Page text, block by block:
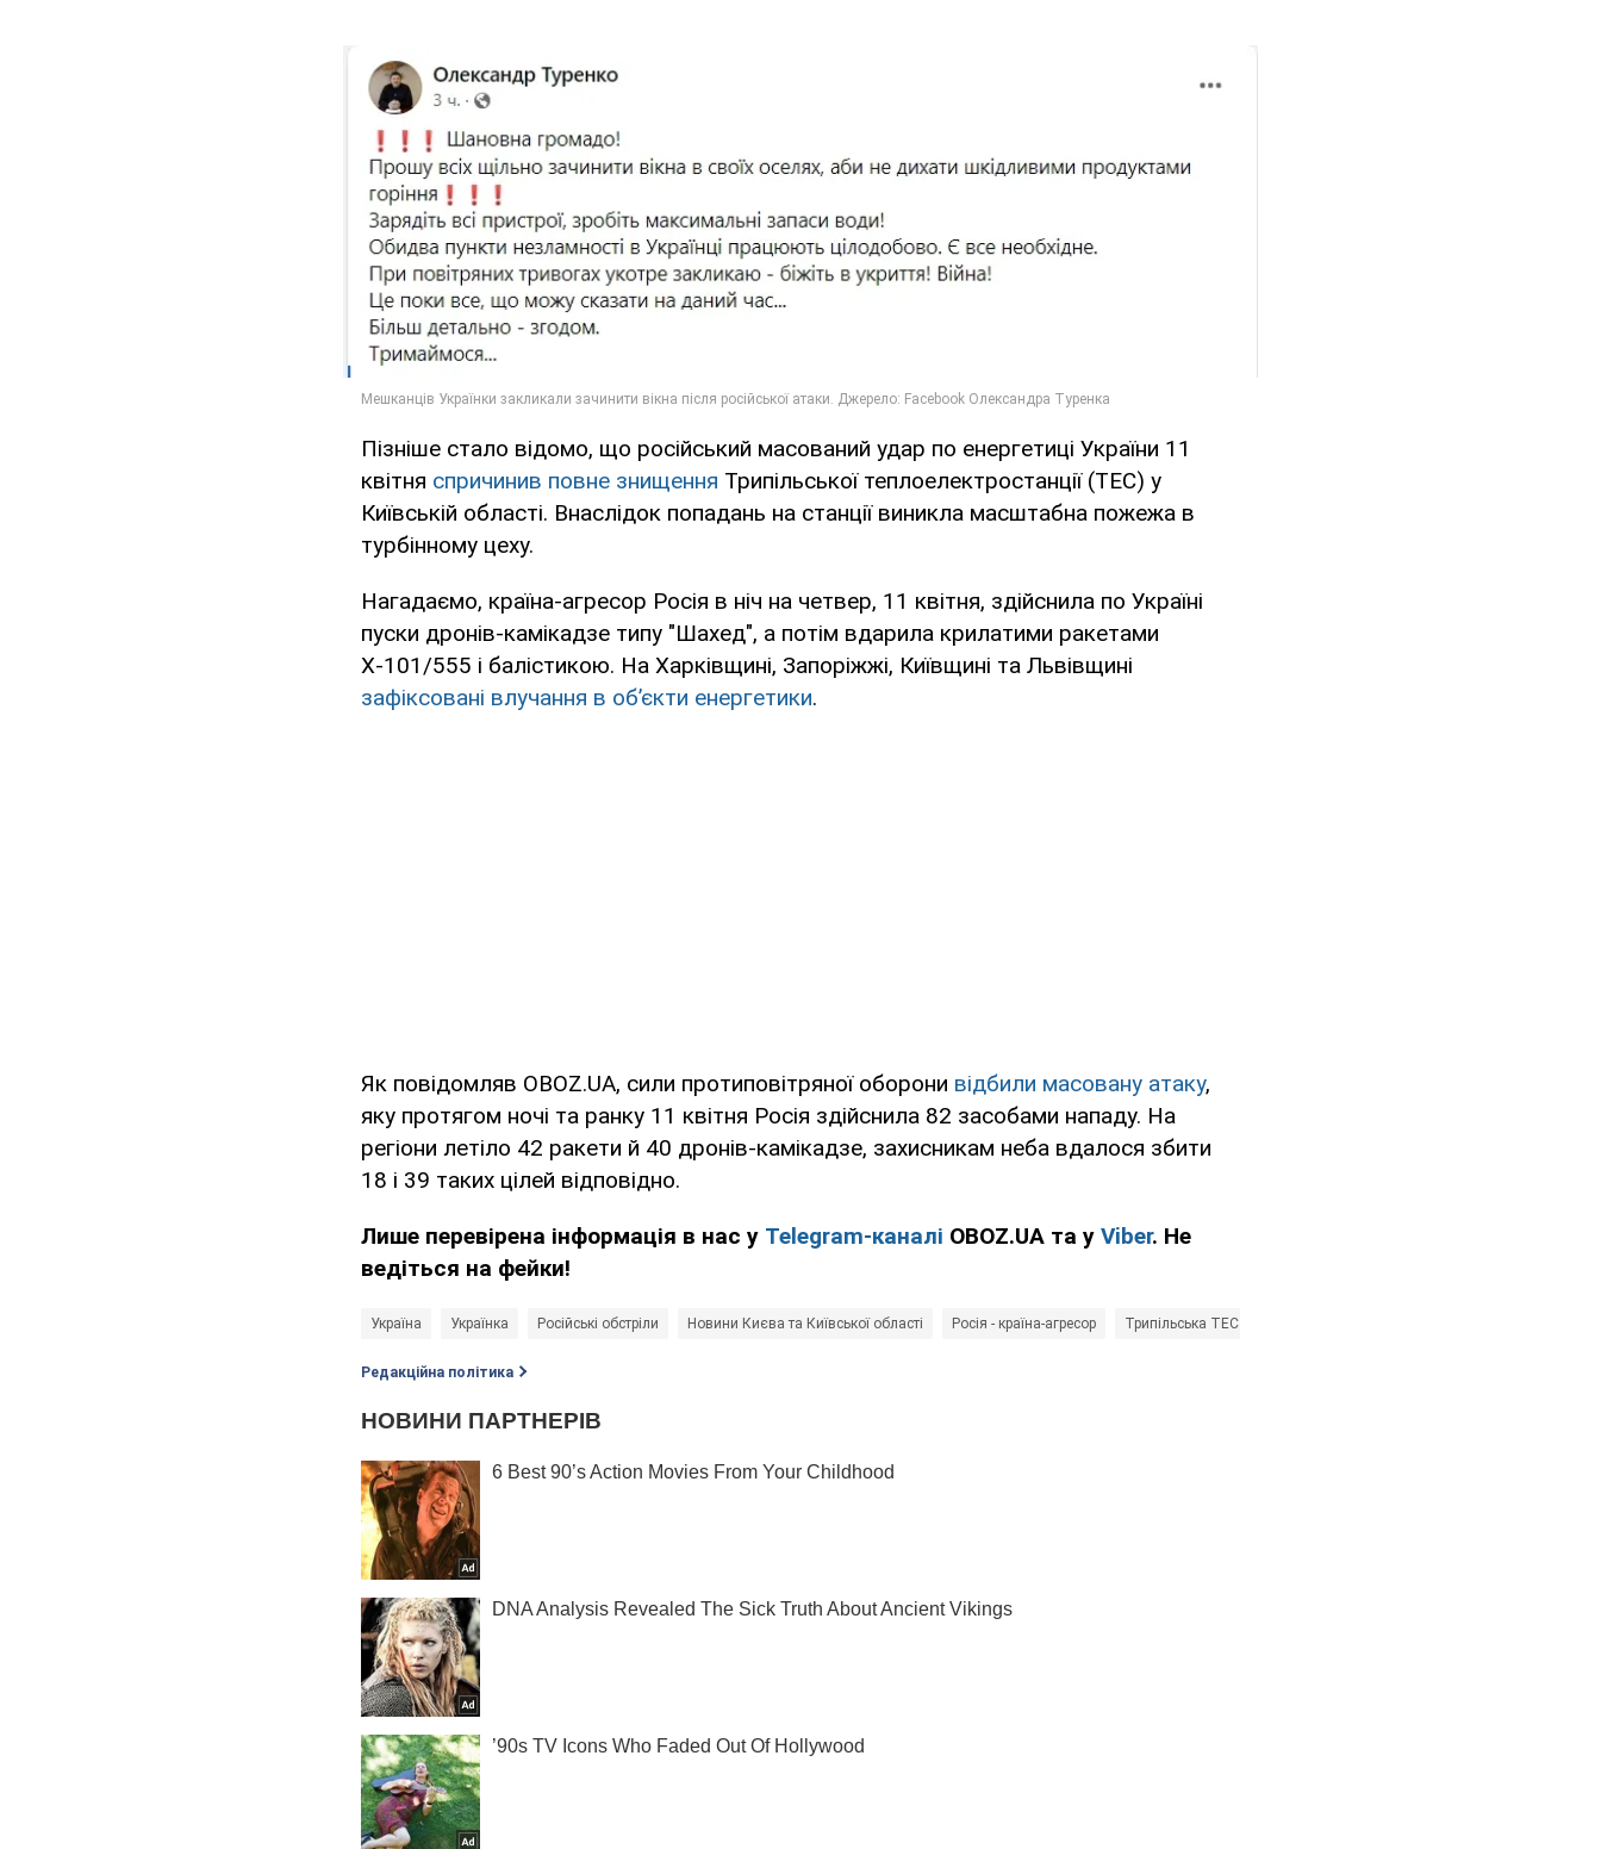
Пізніше стало відомо, що російський масований удар по енергетиці України 11
квітня спричинив повне знищення Трипільської теплоелектростанції (ТЕС) у
Київській області. Внаслідок попадань на станції виникла масштабна пожежа в
турбінному цеху.
Нагадаємо, країна-агресор Росія в ніч на четвер, 11 квітня, здійснила по Україні
пуски дронів-камікадзе типу "Шахед", а потім вдарила крилатими ракетами
Х-101/555 і балістикою. На Харківщині, Запоріжжі, Київщині та Львівщині
зафіксовані влучання в об’єкти енергетики.
Як повідомляв OBOZ.UA, сили протиповітряної оборони відбили масовану атаку,
яку протягом ночі та ранку 11 квітня Росія здійснила 82 засобами нападу. На
регіони летіло 42 ракети й 40 дронів-камікадзе, захисникам неба вдалося збити
18 і 39 таких цілей відповідно.
Лише перевірена інформація в нас у Telegram-каналі OBOZ.UA та у Viber. Не
ведіться на фейки!
Україна Українка Російські обстріли Новини Києва та Київської області Росія - країна-агресор Трипільська ТЕС
Редакційна політика